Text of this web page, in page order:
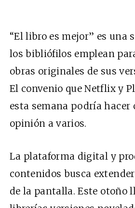
“El libro es mejor” es una
los bibliófilos emplean
obras originales de sus
El convenio que Netflix y
esta semana podría hacer
opinión a varios.
La plataforma digital y
contenidos busca
de la pantalla. Este otoño